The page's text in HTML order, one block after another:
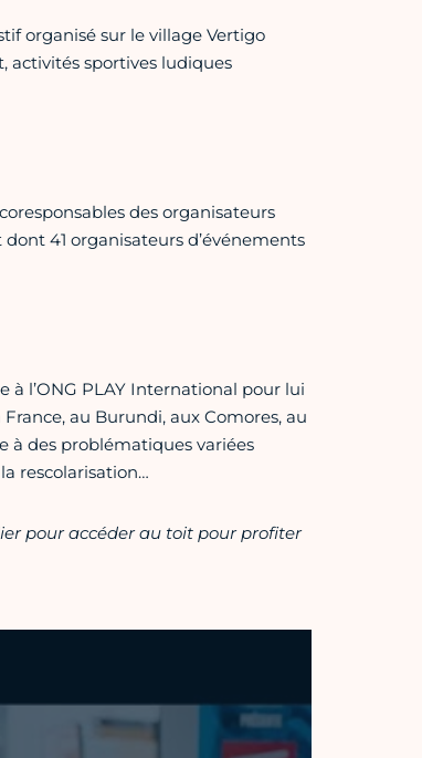
organisé sur le village Vertigo
activités sportives ludiques
des organisateurs
41 organisateurs d’événements
à l’ONG PLAY International pour lui
au Burundi, aux Comores, au
à des problématiques variées
rescolarisation…
pour accéder au toit pour profiter